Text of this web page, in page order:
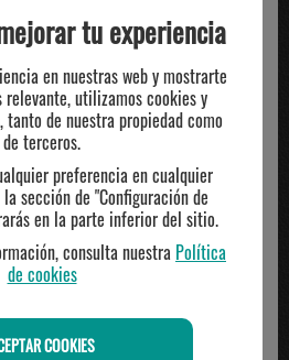
NEWBALANCE
camiseta manga corta new
tu experiencia
en nuestras web y mostrarte
utilizamos cookies y
de nuestra propiedad como
de terceros.
preferencia en cualquier
sección de "Configuración de
en la parte inferior del sitio.
consulta nuestra Política
de cookies
COOKIES